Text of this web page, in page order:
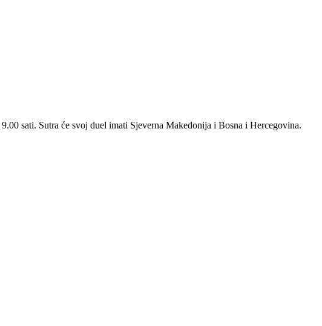
sati. Sutra će svoj duel imati Sjeverna Makedonija i Bosna i Hercegovina.